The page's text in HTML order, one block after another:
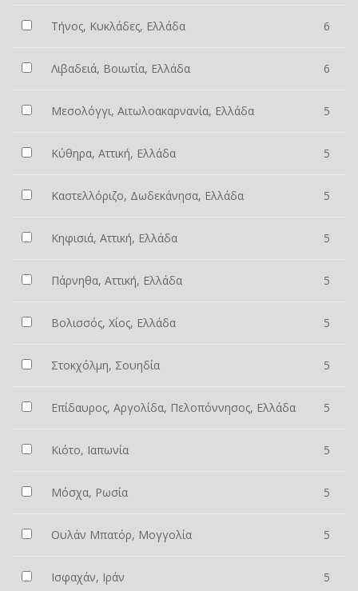
Τήνος, Κυκλάδες, Ελλάδα 6
Λιβαδειά, Βοιωτία, Ελλάδα 6
Μεσολόγγι, Αιτωλοακαρνανία, Ελλάδα 5
Κύθηρα, Αττική, Ελλάδα 5
Καστελλόριζο, Δωδεκάνησα, Ελλάδα 5
Κηφισιά, Αττική, Ελλάδα 5
Πάρνηθα, Αττική, Ελλάδα 5
Βολισσός, Χίος, Ελλάδα 5
Στοκχόλμη, Σουηδία 5
Επίδαυρος, Αργολίδα, Πελοπόννησος, Ελλάδα 5
Κιότο, Ιαπωνία 5
Μόσχα, Ρωσία 5
Ουλάν Μπατόρ, Μογγολία 5
Ισφαχάν, Ιράν 5